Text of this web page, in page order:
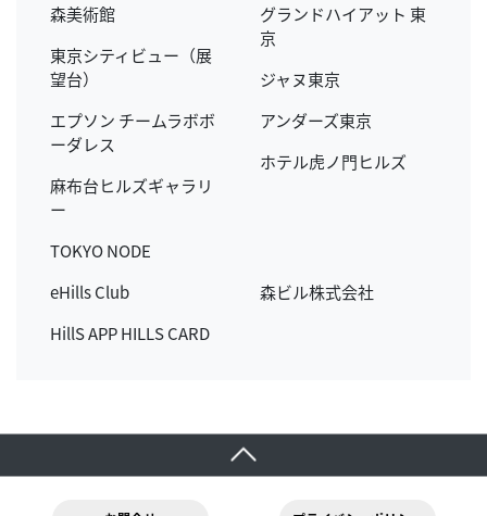
森美術館
東京シティビュー（展
望台）
エプソン チームラボボ
ーダレス
麻布台ヒルズギャラリ
ー
TOKYO NODE
グランドハイアット 東
京
ジャヌ東京
アンダーズ東京
ホテル虎ノ門ヒルズ
eHills Club
HillS APP HILLS CARD
森ビル株式会社